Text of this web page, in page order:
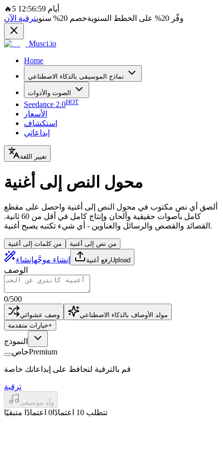
🔥
5 أيام 12:56:59
وفّر 20% على الخطط السنويةخصم 20% سنويترقية الآن
Musci.io
Home
نماذج الموسيقى بالذكاء الاصطناعي
الصوت والأدوات
Seedance 2.0HOT
الأسعار
استكشاف
إبداعاتي
تغيير اللغة
محول النص إلى أغنية
ألصق أي نص مكتوب في محول النص إلى أغنية واحصل على مقطع
كامل بأصوات حقيقية وألحان وإنتاج كامل في أقل من 60 ثانية.
القصائد والقصص والرسائل والعناوين - أي شيء تكتبه يصبح أغنية.
من كلمات إلى أغنية من نص إلى أغنية
إنشاء موجَّهإنشاء رفع أغنيةUpload
الوصف
0/500
وصف عشوائي
مولد الأوصاف بالذكاء الاصطناعي
خيارات متقدمة+
النموذج
خاصPremium
قم بالترقية لتحافظ على إبداعاتك خاصة
ترقية
ولّد موسيقى
تتطلب 10 اعتمادًا 0 اعتمادًا متبقيًا